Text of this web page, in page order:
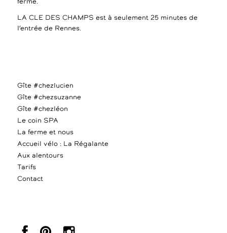
ferme.
LA CLE DES CHAMPS est à seulement 25 minutes de
l’entrée de Rennes.
Gîte #chezlucien
Gîte #chezsuzanne
Gîte #chezléon
Le coin SPA
La ferme et nous
Accueil vélo : La Régalante
Aux alentours
Tarifs
Contact